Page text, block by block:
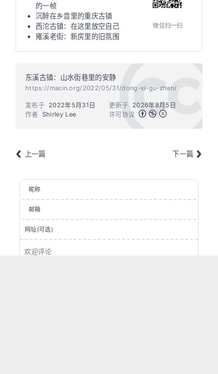
的一帧
沉醉在乡音里的重庆古镇
西沱古镇：在这里放空自己
雍溪老街：新房里的旧氛围
微信扫一扫
东溪古镇：山水街巷里的安静
https://macin.org/2022/05/31/dong-xi-gu-zhen/
作者 Shirley Lee
发布于 2022年5月31日 更新于
2026年8月5日
许可协议
上一篇 下一篇
昵称
邮箱
网址(可选)